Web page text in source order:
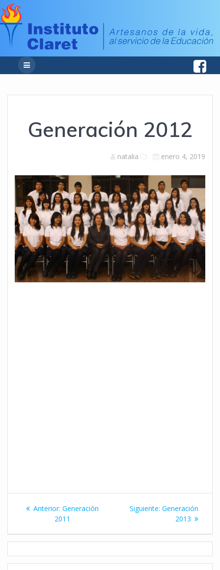
Generación 2012
natalia enero 4, 2019
Navegación
entradas
Anterior: Entrada
anterior:
Generación
2011
Siguiente: Siguiente
entrada:
Generación
2013